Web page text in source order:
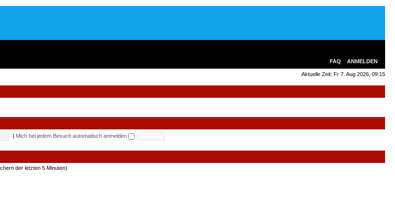
FAQ ANMELDEN
Aktuelle Zeit: Fr 7. Aug 2026, 09:15
| Mich bei jedem Besuch automatisch anmelden
der letzten 5 Minuten)